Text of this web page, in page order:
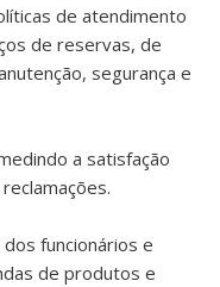
de atendimento
de reservas, de
segurança e
a satisfação
funcionários e
de produtos e